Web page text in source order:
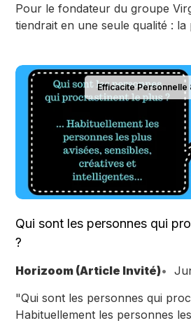
Pour le fondateur du groupe
tiendrait en une seule qualité : la
vous voulez être plus productif,
arriver à l’heure. Que ce soit
vol, un rendez-vous
Efficacite Personnelle
Qui sont les personnes qui
?
Horizoom (Article Invité)
"Qui sont les personnes qui
Habituellement les personnes